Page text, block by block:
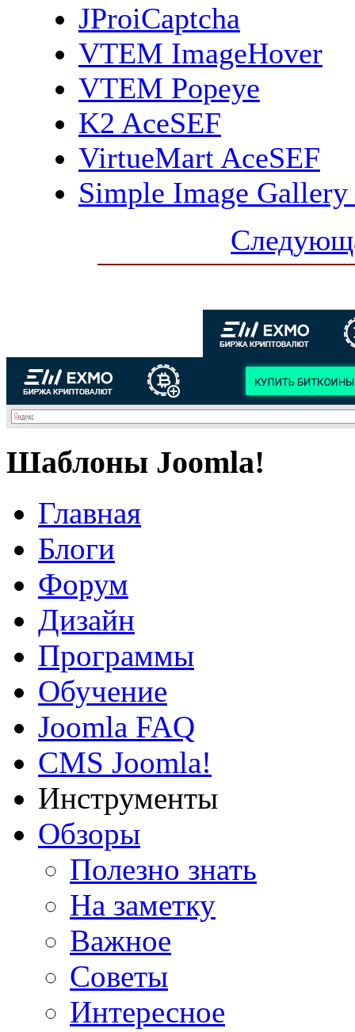
JProiCaptcha
VTEM ImageHover
VTEM Popeye
K2 AceSEF
VirtueMart AceSEF
Simple Image
Шаблоны Joomla!
Главная
Блоги
Форум
Дизайн
Программы
Обучение
Joomla FAQ
CMS Joomla!
Инструменты
Обзоры
Полезно знать
На заметку
Важное
Советы
Интересное